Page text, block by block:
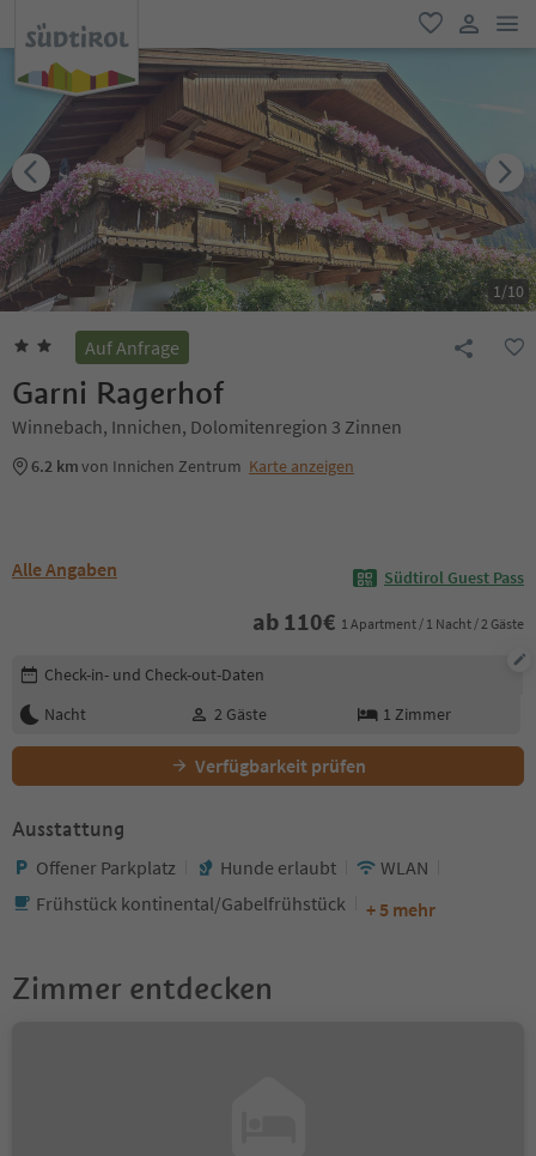
favorit
user link
1/10
Auf Anfrage
Garni Ragerhof
Winnebach, Innichen, Dolomitenregion 3 Zinnen
6.2 kmvon Innichen Zentrum Karte anzeigen
Alle Angaben Südtirol Guest Pass
ab 110€ 1 Apartment / 1 Nacht / 2 Gäste
Buchungsdetails bearbeiten
Check-in- und Check-out-Daten
Nacht
2 Gäste 1 Zimmer
Verfügbarkeit prüfen
Ausstattung
Offener Parkplatz Hunde erlaubt
WLAN
Frühstück kontinental/Gabelfrühstück
+ 5 mehr
Zimmer entdecken